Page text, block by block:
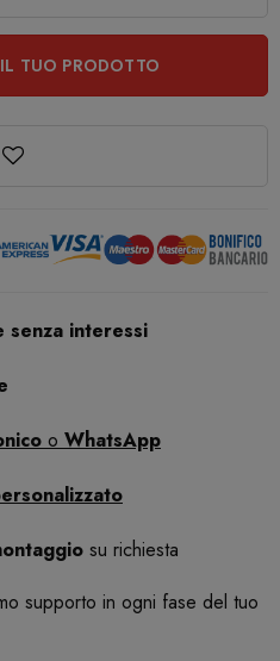
TUO PRODOTTO
senza interessi
o WhatsApp
su richiesta
supporto in ogni fase del tuo